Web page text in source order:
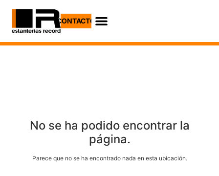
CONTACTO
No se ha podido encontrar la
página.
Parece que no se ha encontrado nada en esta ubicación.